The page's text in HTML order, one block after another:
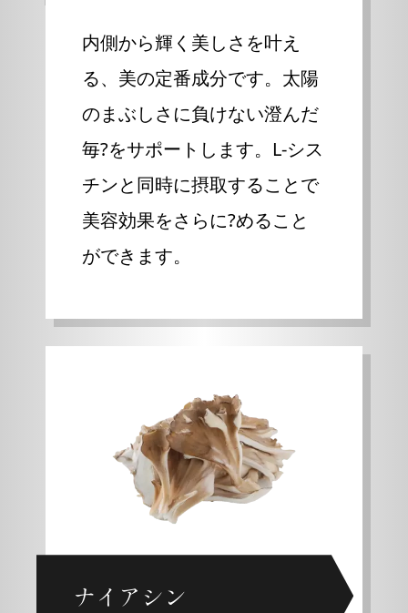
内側から輝く美しさを叶え
る、美の定番成分です。太陽
のまぶしさに負けない澄んだ
毎?をサポートします。L-シス
チンと同時に摂取することで
美容効果をさらに?めること
ができます。
ナイアシン